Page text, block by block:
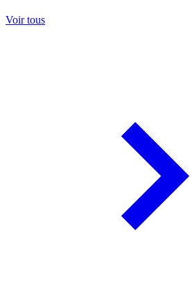
Voir tous